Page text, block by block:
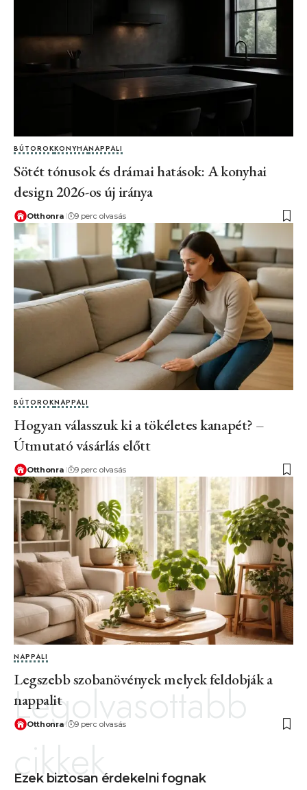
BÚTOROKKONYHANAPPALI
Sötét tónusok és drámai hatások: A konyhai
design 2026-os új iránya
Otthonra 9 perc olvasás
BÚTOROKNAPPALI
Hogyan válasszuk ki a tökéletes kanapét? –
Útmutató vásárlás előtt
Otthonra 9 perc olvasás
NAPPALI
Legszebb szobanövények melyek feldobják a
nappalit
Otthonra 9 perc olvasás
Ezek biztosan érdekelni fognak
Legolvasottabb
cikkek